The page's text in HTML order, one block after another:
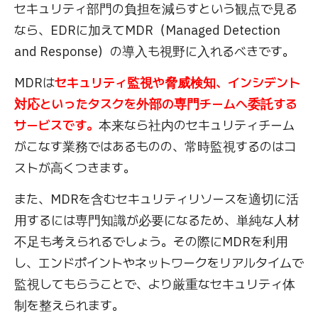
セキュリティ部門の負担を減らすという観点で見る
なら、EDRに加えてMDR（Managed Detection
and Response）の導入も視野に入れるべきです。
MDRはセキュリティ監視や脅威検知、インシデント
対応といったタスクを外部の専門チームへ委託する
サービスです。 本来なら社内のセキュリティチーム
がこなす業務ではあるものの、常時監視するのはコ
ストが高くつきます。
また、MDRを含むセキュリティリソースを適切に活
用するには専門知識が必要になるため、単純な人材
不足も考えられるでしょう。その際にMDRを利用
し、エンドポイントやネットワークをリアルタイムで
監視してもらうことで、より厳重なセキュリティ体
制を整えられます。